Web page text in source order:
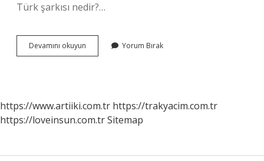
Türk şarkısı nedir?…
Devamını okuyun
Şarkının
Yorum Bırak
https://www.artiiki.com.tr https://trakyacim.com.tr
https://loveinsun.com.trSitemap